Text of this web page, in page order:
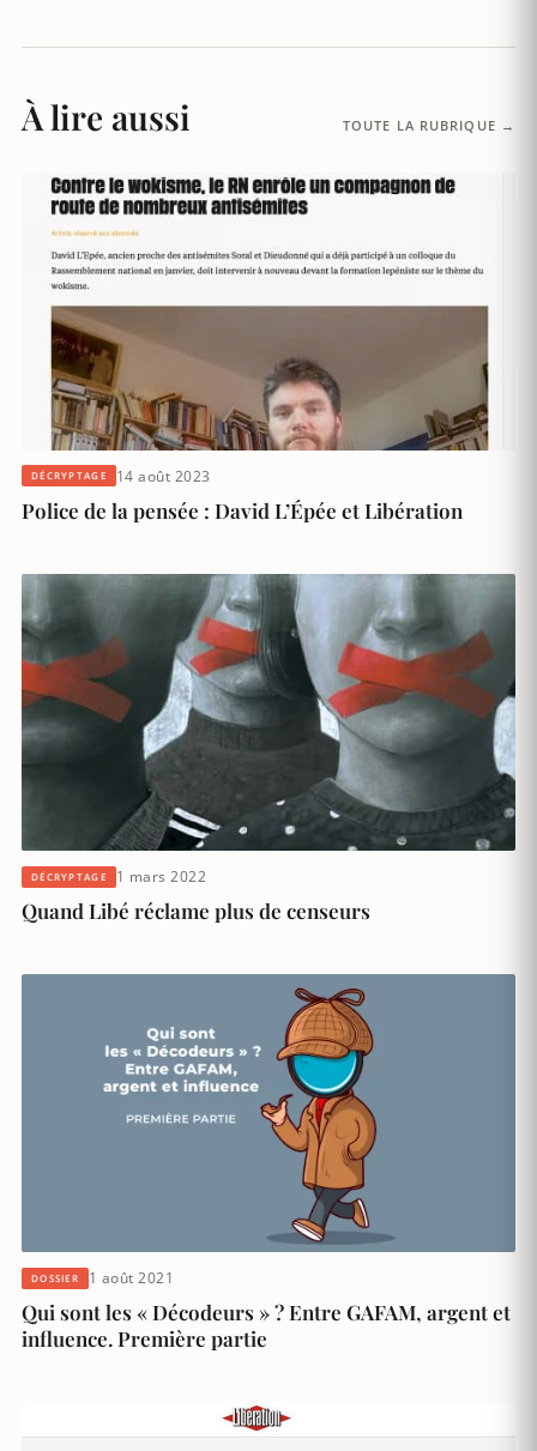
À lire aussi TOUTE LA RUBRIQUE →
DÉCRYPTAGE 14 août 2023
Police de la pensée : David L’Épée et Libération
DÉCRYPTAGE 1 mars 2022
Quand Libé réclame plus de censeurs
DOSSIER 1 août 2021
Qui sont les « Décodeurs » ? Entre GAFAM, argent et
influence. Première partie